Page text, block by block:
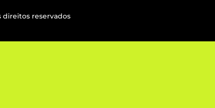
direitos reservados